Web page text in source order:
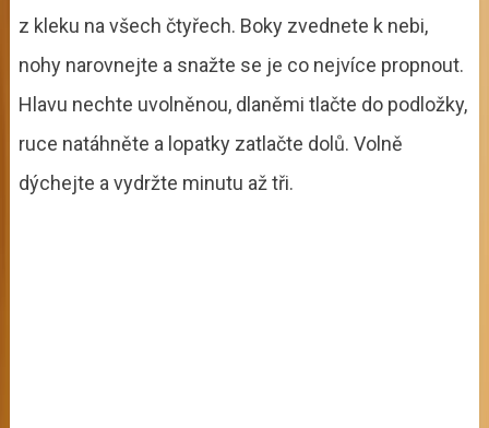
z kleku na všech čtyřech. Boky zvednete k nebi,
nohy narovnejte a snažte se je co nejvíce propnout.
Hlavu nechte uvolněnou, dlaněmi tlačte do podložky,
ruce natáhněte a lopatky zatlačte dolů. Volně
dýchejte a vydržte minutu až tři.